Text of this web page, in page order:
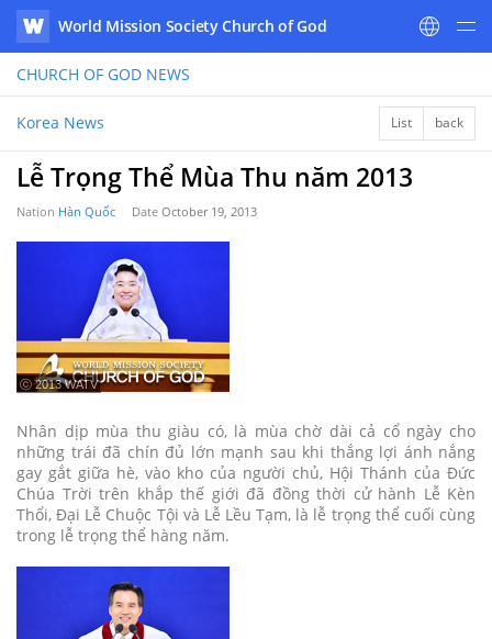
WATV
World Mission Society Church of God
CHURCH OF GOD NEWS
Korea News List back
Lễ Trọng Thể Mùa Thu năm 2013
Nation Hàn Quốc Date October 19, 2013
ⓒ 2013 WATV
Nhân dịp mùa thu giàu có, là mùa chờ dài cả cổ ngày cho
những trái đã chín đủ lớn mạnh sau khi thắng lợi ánh nắng
gay gắt giữa hè, vào kho của người chủ, Hội Thánh của Đức
Chúa Trời trên khắp thế giới đã đồng thời cử hành Lễ Kèn
Thổi, Đại Lễ Chuộc Tội và Lễ Lều Tạm, là lễ trọng thể cuối cùng
trong lễ trọng thể hàng năm.